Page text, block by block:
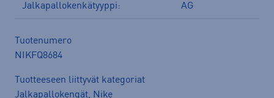
Jalkapallokenkätyyppi: AG
Tuotenumero
NIKFQ8684
Tuotteeseen liittyvät kategoriat
Jalkapallokengät, Nike